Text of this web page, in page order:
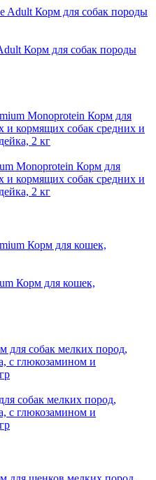
Корм для собак породы
Monoprotein Корм для
и кормящих собак средних и
2 кг
Корм для кошек,
собак мелких пород,
с глюкозамином и